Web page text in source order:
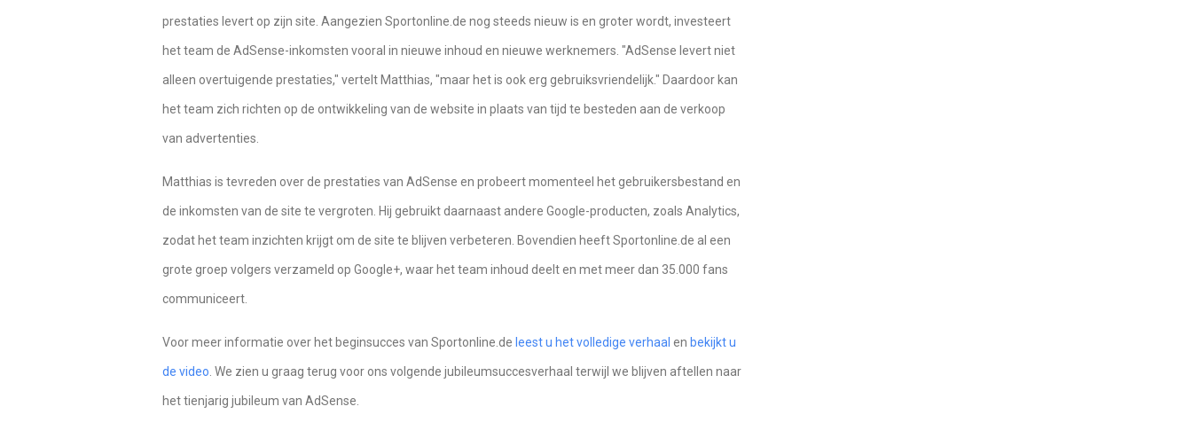
prestaties levert op zijn site. Aangezien Sportonline.de nog steeds nieuw is en groter wordt, investeert
het team de AdSense-inkomsten vooral in nieuwe inhoud en nieuwe werknemers. "AdSense levert niet
alleen overtuigende prestaties," vertelt Matthias, "maar het is ook erg gebruiksvriendelijk." Daardoor kan
het team zich richten op de ontwikkeling van de website in plaats van tijd te besteden aan de verkoop
van advertenties.
Matthias is tevreden over de prestaties van AdSense en probeert momenteel het gebruikersbestand en
de inkomsten van de site te vergroten. Hij gebruikt daarnaast andere Google-producten, zoals Analytics,
zodat het team inzichten krijgt om de site te blijven verbeteren. Bovendien heeft Sportonline.de al een
grote groep volgers verzameld op Google+, waar het team inhoud deelt en met meer dan 35.000 fans
communiceert.
Voor meer informatie over het beginsucces van Sportonline.de leest u het volledige verhaal en bekijkt u
de video . We zien u graag terug voor ons volgende jubileumsuccesverhaal terwijl we blijven aftellen naar
het tienjarig jubileum van AdSense.